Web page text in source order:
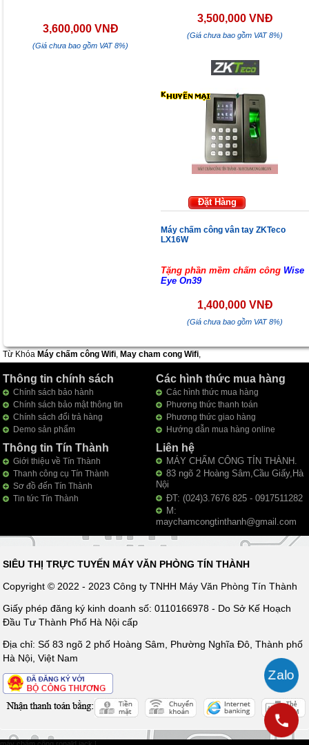
3,600,000 VNĐ
(Giá chưa bao gồm VAT 8%)
3,500,000 VNĐ
(Giá chưa bao gồm VAT 8%)
Đặt Hàng
Máy chấm công vân tay ZKTeco
LX16W
Tặng phần mềm chấm công Wise
Eye On39
1,400,000 VNĐ
(Giá chưa bao gồm VAT 8%)
Từ Khóa Máy chấm công Wifi, May cham cong Wifi,
Thông tin chính sách
Chính sách bảo hành
Chính sách bảo mật thông tin
Chính sách đổi trả hàng
Demo sản phẩm
Các hình thức mua hàng
Các hình thức mua hàng
Phương thức thanh toán
Phương thức giao hàng
Hướng dẫn mua hàng online
Thông tin Tín Thành
Giới thiệu về Tín Thành
Thanh công cụ Tín Thành
Sơ đồ đến Tín Thành
Tin tức Tín Thành
Liên hệ
MÁY CHẤM CÔNG TÍN THÀNH.
83 ngõ 2 Hoàng Sâm,Cầu Giấy,Hà
Nội
ĐT: (024)3.7676 825 - 0917511282
M:
maychamcongtinthanh@gmail.com
SIÊU THỊ TRỰC TUYẾN MÁY VĂN PHÒNG TÍN THÀNH
Copyright © 2022 - 2023 Công ty TNHH Máy Văn Phòng Tín Thành
Giấy phép đăng ký kinh doanh số: 0110166978 - Do Sở Kế Hoạch
Đầu Tư Thành Phố Hà Nội cấp
Địa chỉ: Số 83 ngõ 2 phố Hoàng Sâm, Phường Nghĩa Đô, Thành phố
Hà Nội, Việt Nam